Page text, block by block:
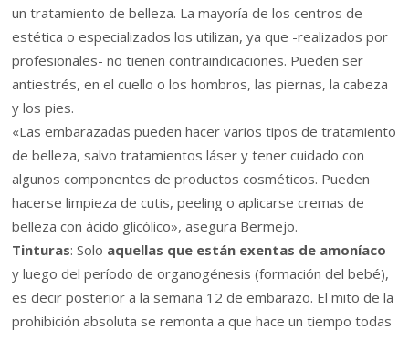
un tratamiento de belleza. La mayoría de los centros de
estética o especializados los utilizan, ya que -realizados por
profesionales- no tienen contraindicaciones. Pueden ser
antiestrés, en el cuello o los hombros, las piernas, la cabeza
y los pies.
«Las embarazadas pueden hacer varios tipos de tratamiento
de belleza, salvo tratamientos láser y tener cuidado con
algunos componentes de productos cosméticos. Pueden
hacerse limpieza de cutis, peeling o aplicarse cremas de
belleza con ácido glicólico», asegura Bermejo.
Tinturas: Solo aquellas que están exentas de amoníaco
y luego del período de organogénesis (formación del bebé),
es decir posterior a la semana 12 de embarazo. El mito de la
prohibición absoluta se remonta a que hace un tiempo todas